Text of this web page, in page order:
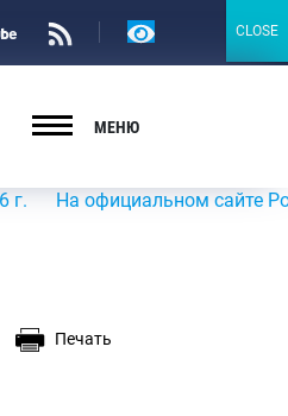
Версия
МЕНЮ
На официальном сайте
Печать
CLOSE
CLOSE